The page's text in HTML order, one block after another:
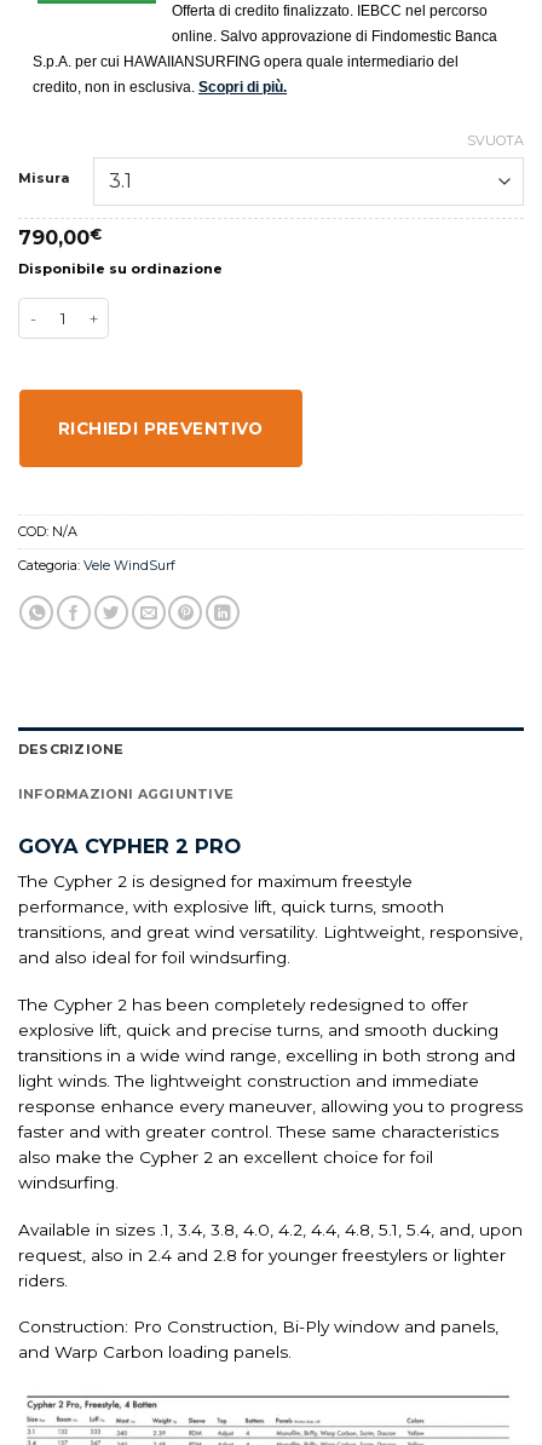
Offerta di credito finalizzato. IEBCC nel percorso
online. Salvo approvazione di Findomestic Banca
S.p.A. per cui HAWAIIANSURFING opera quale intermediario del
credito, non in esclusiva. Scopri di più.
Misura
SVUOTA
790,00€
Disponibile su ordinazione
RICHIEDI PREVENTIVO
COD: N/A
Categoria: Vele WindSurf
DESCRIZIONE
INFORMAZIONI AGGIUNTIVE
GOYA CYPHER 2 PRO
The Cypher 2 is designed for maximum freestyle
performance, with explosive lift, quick turns, smooth
transitions, and great wind versatility. Lightweight, responsive,
and also ideal for foil windsurfing.
The Cypher 2 has been completely redesigned to offer
explosive lift, quick and precise turns, and smooth ducking
transitions in a wide wind range, excelling in both strong and
light winds. The lightweight construction and immediate
response enhance every maneuver, allowing you to progress
faster and with greater control. These same characteristics
also make the Cypher 2 an excellent choice for foil
windsurfing.
Available in sizes .1, 3.4, 3.8, 4.0, 4.2, 4.4, 4.8, 5.1, 5.4, and, upon
request, also in 2.4 and 2.8 for younger freestylers or lighter
riders.
Construction: Pro Construction, Bi-Ply window and panels,
and Warp Carbon loading panels.